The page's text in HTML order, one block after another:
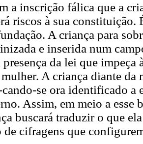
a inscrição fálica que a
riscos à sua constituição.
A criança para
e inserida num
presença da lei que
A criança diante da
se ora identificado a
Assim, em meio a esse
buscará traduzir o que
de cifragens que